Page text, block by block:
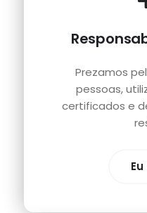
Prezamos
pessoas,
certificados e